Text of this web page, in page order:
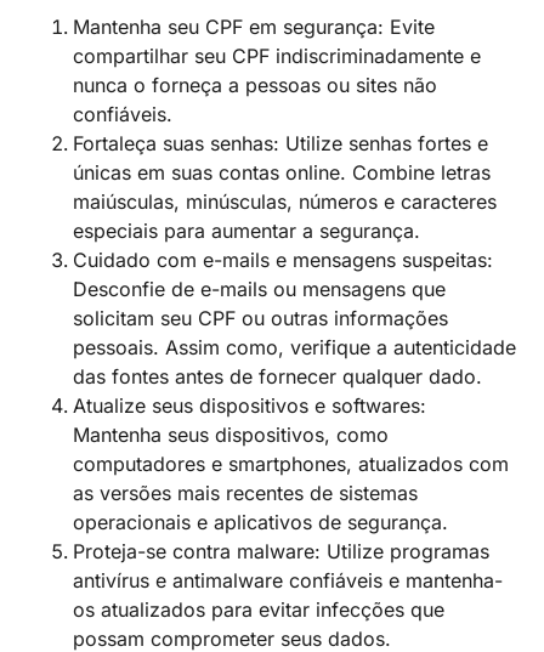
Mantenha seu CPF em segurança: Evite
compartilhar seu CPF indiscriminadamente e
nunca o forneça a pessoas ou sites não
confiáveis.
Fortaleça suas senhas: Utilize senhas fortes e
únicas em suas contas online. Combine letras
maiúsculas, minúsculas, números e caracteres
especiais para aumentar a segurança.
Cuidado com e-mails e mensagens suspeitas:
Desconfie de e-mails ou mensagens que
solicitam seu CPF ou outras informações
pessoais. Assim como, verifique a autenticidade
das fontes antes de fornecer qualquer dado.
Atualize seus dispositivos e softwares:
Mantenha seus dispositivos, como
computadores e smartphones, atualizados com
as versões mais recentes de sistemas
operacionais e aplicativos de segurança.
Proteja-se contra malware: Utilize programas
antivírus e antimalware confiáveis e mantenha-
os atualizados para evitar infecções que
possam comprometer seus dados.